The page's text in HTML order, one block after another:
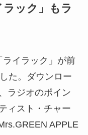
ック」もラ
ライラック」が前
た。ダウンロー
ラジオのポイン
ィスト・チャー
APPLE